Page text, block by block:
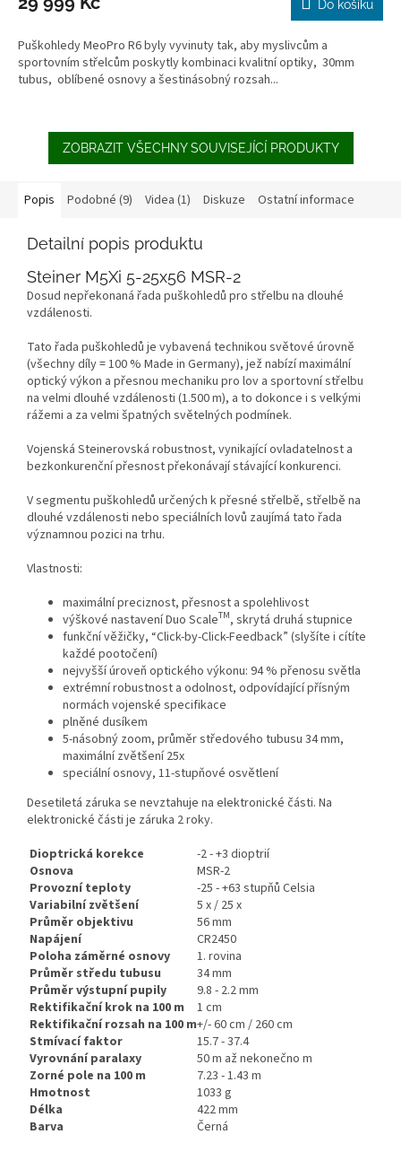
Do košíku
Puškohledy MeoPro R6 byly vyvinuty tak, aby myslivcům a
sportovním střelcům poskytly kombinaci kvalitní optiky, 30mm
tubus, oblíbené osnovy a šestinásobný rozsah...
ZOBRAZIT VŠECHNY SOUVISEJÍCÍ PRODUKTY
Popis Podobné (9) Videa (1) Diskuze Ostatní informace
Detailní popis produktu
Steiner M5Xi 5-25x56 MSR-2
Dosud nepřekonaná řada puškohledů pro střelbu na dlouhé
vzdálenosti.
Tato řada puškohledů je vybavená technikou světové úrovně
(všechny díly = 100 % Made in Germany), jež nabízí maximální
optický výkon a přesnou mechaniku pro lov a sportovní střelbu
na velmi dlouhé vzdálenosti (1.500 m), a to dokonce i s velkými
rážemi a za velmi špatných světelných podmínek.
Vojenská Steinerovská robustnost, vynikající ovladatelnost a
bezkonkurenční přesnost překonávají stávající konkurenci.
V segmentu puškohledů určených k přesné střelbě, střelbě na
dlouhé vzdálenosti nebo speciálních lovů zaujímá tato řada
významnou pozici na trhu.
Vlastnosti:
maximální preciznost, přesnost a spolehlivost
výškové nastavení Duo ScaleTM, skrytá druhá stupnice
funkční věžičky, “Click-by-Click-Feedback” (slyšíte i cítíte
každé pootočení)
nejvyšší úroveň optického výkonu: 94 % přenosu světla
extrémní robustnost a odolnost, odpovídající přísným
normách vojenské specifikace
plněné dusíkem
5-násobný zoom, průměr středového tubusu 34 mm,
maximální zvětšení 25x
speciální osnovy, 11-stupňové osvětlení
Desetiletá záruka se nevztahuje na elektronické části. Na
elektronické části je záruka 2 roky.
Dioptrická korekce
-2 - +3 dioptrií
Osnova
MSR-2
Provozní teploty
-25 - +63 stupňů Celsia
Variabilní zvětšení
5 x / 25 x
Průměr objektivu
56 mm
Napájení
CR2450
Poloha záměrné osnovy
1. rovina
Průměr středu tubusu
34 mm
Průměr výstupní pupily
9.8 - 2.2 mm
Rektifikační krok na 100 m
1 cm
Rektifikační rozsah na 100 m+/- 60 cm / 260 cm
Stmívací faktor
15.7 - 37.4
Vyrovnání paralaxy
50 m až nekonečno m
Zorné pole na 100 m
7.23 - 1.43 m
Hmotnost
1033 g
Délka
422 mm
Barva
Černá